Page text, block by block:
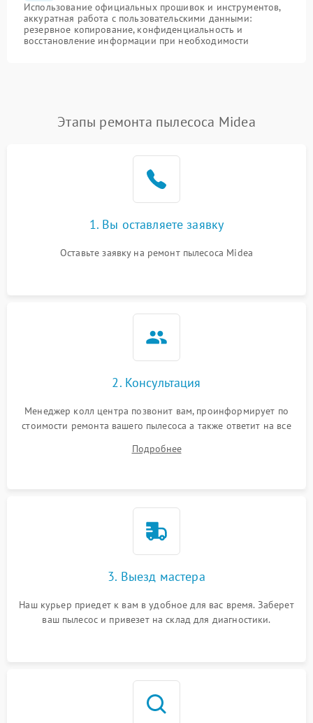
Использование официальных прошивок и инструментов,
аккуратная работа с пользовательскими данными:
резервное копирование, конфиденциальность и
восстановление информации при необходимости
Этапы ремонта пылесоса Midea
1. Вы оставляете заявку
Оставьте заявку на ремонт пылесоса Midea
2. Консультация
Менеджер колл центра позвонит вам, проинформирует по
стоимости ремонта вашего пылесоса а также ответит на все
Подробнее
3. Выезд мастера
Наш курьер приедет к вам в удобное для вас время. Заберет
ваш пылесос и привезет на склад для диагностики.